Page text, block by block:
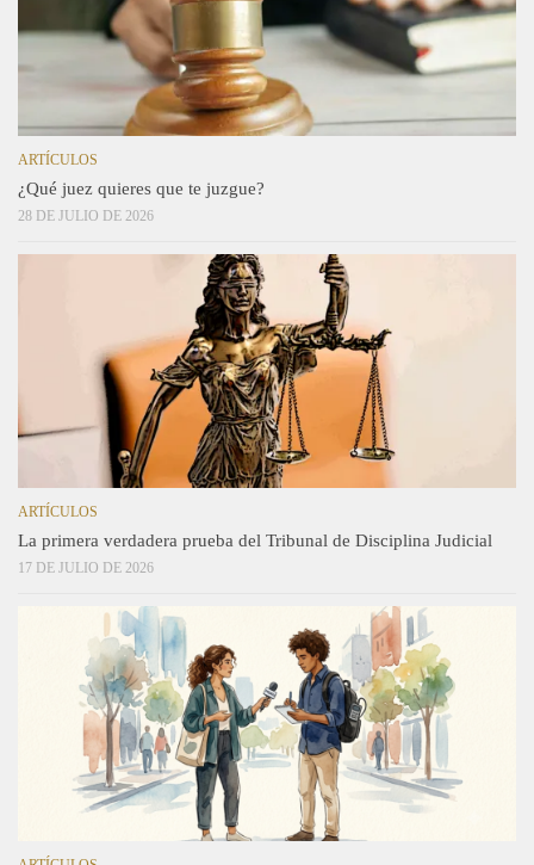
ARTÍCULOS
¿Qué juez quieres que te juzgue?
28 DE JULIO DE 2026
ARTÍCULOS
La primera verdadera prueba del Tribunal de Disciplina Judicial
17 DE JULIO DE 2026